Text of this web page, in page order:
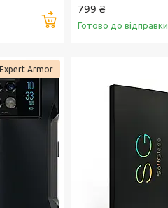
Купити
799 ₴
Готово до відправки
Expert Armor